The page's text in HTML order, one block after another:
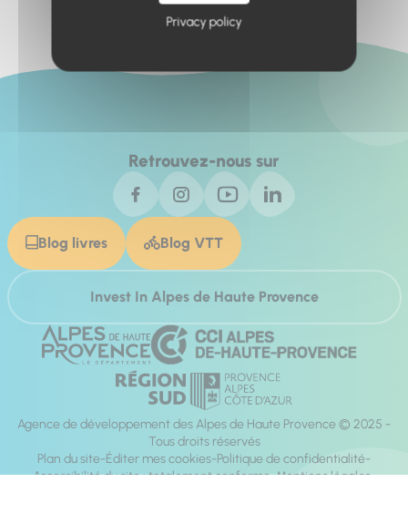
Retrouvez-nous sur
Blog livres Blog VTT
Invest In Alpes de Haute Provence
Agence de développement des Alpes de Haute Provence © 2025 -
Tous droits réservés
Plan du site Éditer mes cookies Politique de confidentialité
Accessibilité du site : totalement conforme Mentions légales
Privacy policy